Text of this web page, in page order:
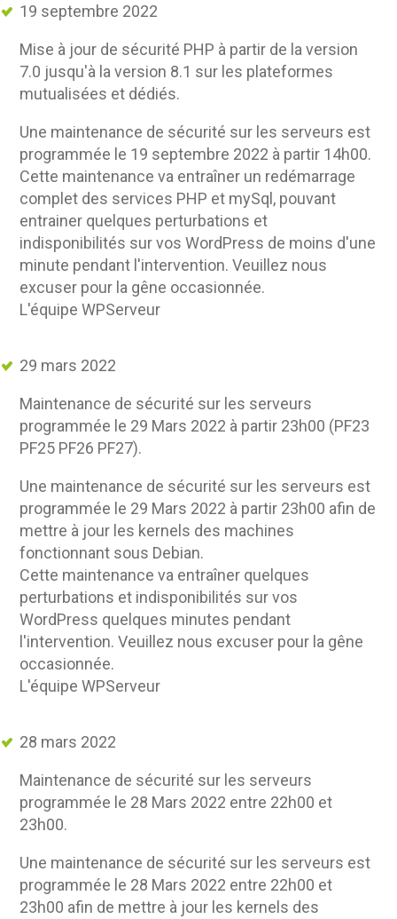
19 septembre 2022
Mise à jour de sécurité PHP à partir de la version
7.0 jusqu'à la version 8.1 sur les plateformes
mutualisées et dédiés.
Une maintenance de sécurité sur les serveurs est
programmée le 19 septembre 2022 à partir 14h00.
Cette maintenance va entraîner un redémarrage
complet des services PHP et mySql, pouvant
entrainer quelques perturbations et
indisponibilités sur vos WordPress de moins d'une
minute pendant l'intervention. Veuillez nous
excuser pour la gêne occasionnée.
L'équipe WPServeur
29 mars 2022
Maintenance de sécurité sur les serveurs
programmée le 29 Mars 2022 à partir 23h00 (PF23
PF25 PF26 PF27).
Une maintenance de sécurité sur les serveurs est
programmée le 29 Mars 2022 à partir 23h00 afin de
mettre à jour les kernels des machines
fonctionnant sous Debian.
Cette maintenance va entraîner quelques
perturbations et indisponibilités sur vos
WordPress quelques minutes pendant
l'intervention. Veuillez nous excuser pour la gêne
occasionnée.
L'équipe WPServeur
28 mars 2022
Maintenance de sécurité sur les serveurs
programmée le 28 Mars 2022 entre 22h00 et
23h00.
Une maintenance de sécurité sur les serveurs est
programmée le 28 Mars 2022 entre 22h00 et
23h00 afin de mettre à jour les kernels des